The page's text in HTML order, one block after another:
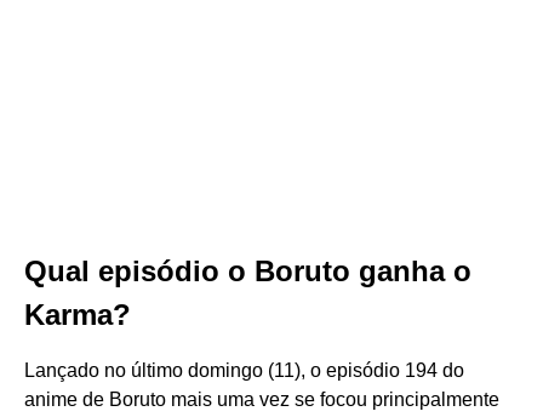
Qual episódio o Boruto ganha o
Karma?
Lançado no último domingo (11), o episódio 194 do
anime de Boruto mais uma vez se focou principalmente